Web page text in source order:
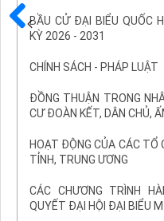
BẦU CỬ ĐẠI BIỂU QUỐC
KỲ 2026 - 2031
CHÍNH SÁCH - PHÁP LUẬT
ĐỒNG THUẬN TRONG
CƯ ĐOÀN KẾT, DÂN CHỦ,
HOẠT ĐỘNG CỦA CÁC TỔ
TỈNH, TRUNG ƯƠNG
CÁC CHƯƠNG TRÌNH
QUYẾT ĐẠI HỘI ĐẠI BIỂU
Trước